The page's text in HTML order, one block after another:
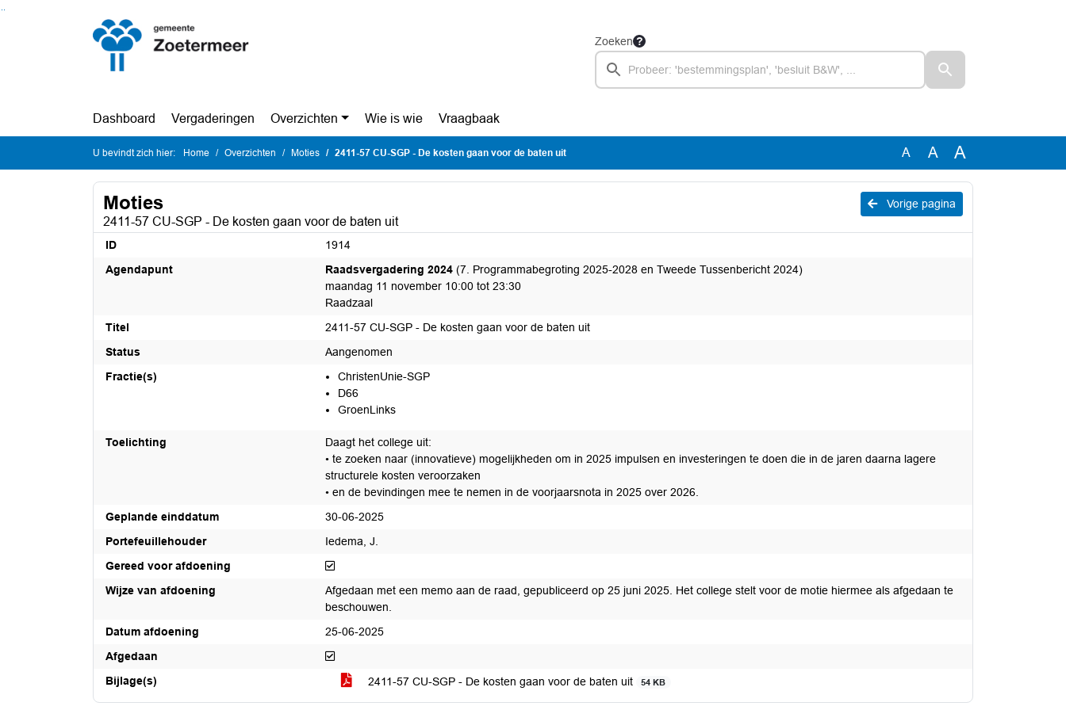
Ga naar de inhoud van deze pagina
Ga naar het zoeken
Ga naar het menu
Zoeken
Dashboard Vergaderingen Overzichten Wie is wie Vraagbaak
U bevindt zich hier: Home Overzichten Moties 2411-57 CU-SGP - De kosten gaan voor de baten uit A A A
Vorige pagina
Moties
2411-57 CU-SGP - De kosten gaan voor de baten uit
ID
1914
Agendapunt
Raadsvergadering 2024 (7. Programmabegroting 2025-2028 en Tweede Tussenbericht 2024)
maandag 11 november 10:00 tot 23:30
Raadzaal
Titel
2411-57 CU-SGP - De kosten gaan voor de baten uit
Status
Aangenomen
Fractie(s)
ChristenUnie-SGP
D66
GroenLinks
Toelichting
Daagt het college uit:
• te zoeken naar (innovatieve) mogelijkheden om in 2025 impulsen en investeringen te doen die in de jaren daarna lagere
structurele kosten veroorzaken
• en de bevindingen mee te nemen in de voorjaarsnota in 2025 over 2026.
Geplande einddatum
30-06-2025
Portefeuillehouder
Iedema, J.
Gereed voor afdoening
Gereed voor afdoening
Wijze van afdoening
Afgedaan met een memo aan de raad, gepubliceerd op 25 juni 2025. Het college stelt voor de motie hiermee als afgedaan te
beschouwen.
Datum afdoening
25-06-2025
Afgedaan
Afgedaan
Bijlage(s)
2411-57 CU-SGP - De kosten gaan voor de baten uit 54 KB